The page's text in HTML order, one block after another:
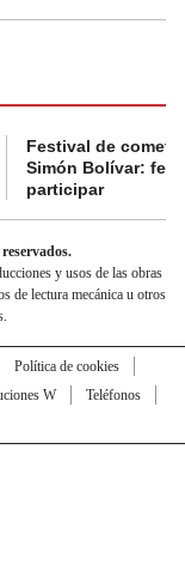
Festival de
Simón Bolívar:
participar
y usos de las obras
de lectura mecánica u otros
Política de cookies
W
Teléfonos